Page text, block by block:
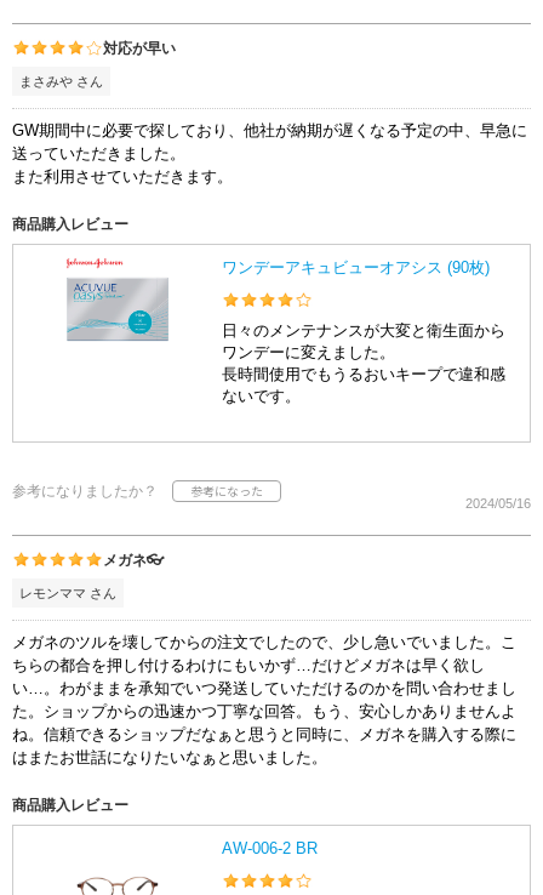
対応が早い
まさみや さん
GW期間中に必要で探しており、他社が納期が遅くなる予定の中、早急に
送っていただきました。
また利用させていただきます。
商品購入レビュー
ワンデーアキュビューオアシス (90枚)
日々のメンテナンスが大変と衛生面から
ワンデーに変えました。
長時間使用でもうるおいキープで違和感
ないです。
参考になりましたか？
2024/05/16
メガネ👓
レモンママ さん
メガネのツルを壊してからの注文でしたので、少し急いでいました。こ
ちらの都合を押し付けるわけにもいかず…だけどメガネは早く欲し
い…。わがままを承知でいつ発送していただけるのかを問い合わせまし
た。ショップからの迅速かつ丁寧な回答。もう、安心しかありませんよ
ね。信頼できるショップだなぁと思うと同時に、メガネを購入する際に
はまたお世話になりたいなぁと思いました。
商品購入レビュー
AW-006-2 BR